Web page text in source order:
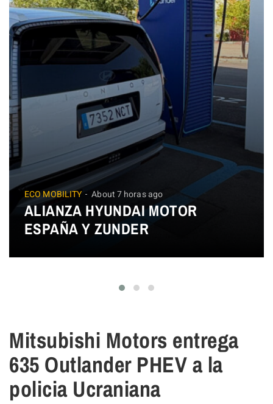
ECO MOBILITY About 7 horas ago
ALIANZA HYUNDAI MOTOR
ESPAÑA Y ZUNDER
Mitsubishi Motors entrega
635 Outlander PHEV a la
policia Ucraniana